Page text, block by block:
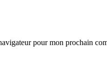
pour mon prochain